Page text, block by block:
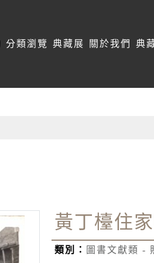
分類瀏覽 典藏展 關於我們 典
黃丁檯住
類別： 圖書文獻類 -